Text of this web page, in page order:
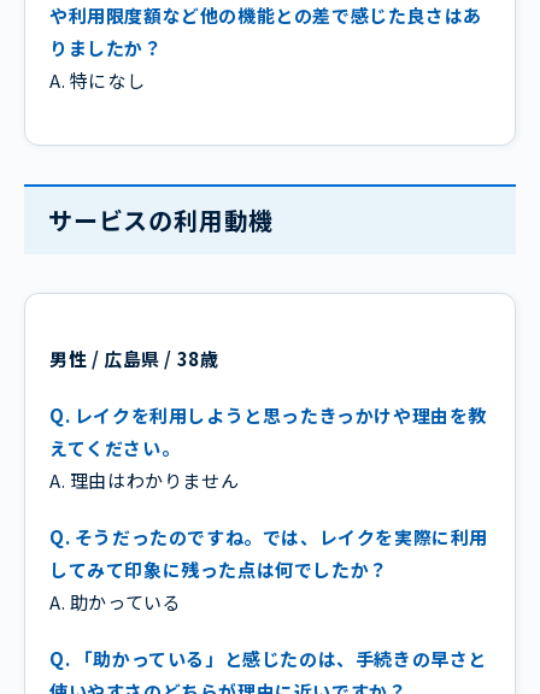
や利用限度額など他の機能との差で感じた良さはあ
りましたか？
A. 特になし
サービスの利用動機
男性 / 広島県 / 38歳
Q. レイクを利用しようと思ったきっかけや理由を教
えてください。
A. 理由はわかりません
Q. そうだったのですね。では、レイクを実際に利用
してみて印象に残った点は何でしたか？
A. 助かっている
Q. 「助かっている」と感じたのは、手続きの早さと